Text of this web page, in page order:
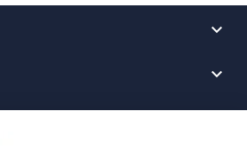

